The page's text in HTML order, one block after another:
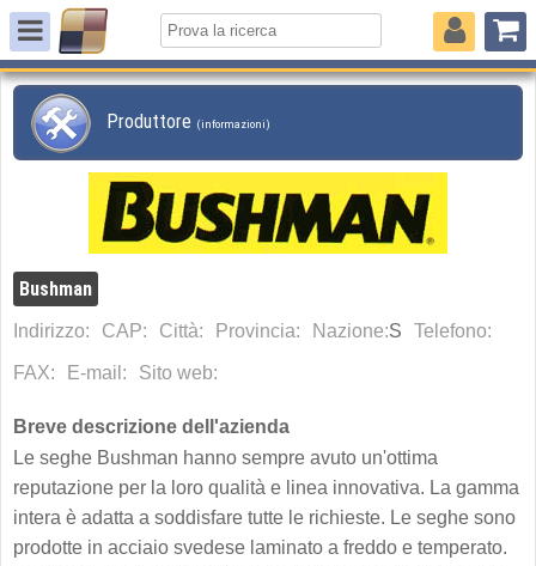
Produttore (informazioni)
Bushman
Indirizzo: CAP: Città: Provincia: Nazione:S Telefono:
FAX: E-mail: Sito web:
Breve descrizione dell'azienda
Le seghe Bushman hanno sempre avuto un'ottima
reputazione per la loro qualità e linea innovativa. La gamma
intera è adatta a soddisfare tutte le richieste. Le seghe sono
prodotte in acciaio svedese laminato a freddo e temperato.